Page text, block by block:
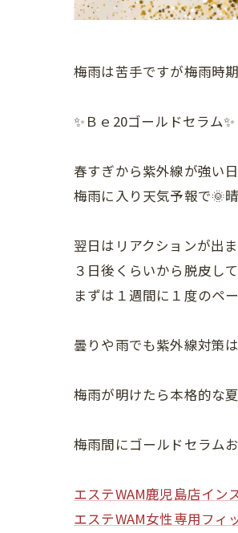
梅雨は苦手ですが梅雨時
✨Ｂｅ20ゴールドセラム✨
春すぎから紫外線が強い
梅雨に入り天気予報で🌞
翌日はリアクションが出
３日後くらいから脱皮し
まずは１週間に１度のペ
曇りや雨でも紫外線対策
梅雨が明けたら本格的な
梅雨間にゴールドセラム
エステWAM鹿児島店イン
エステWAM女性専用フィ